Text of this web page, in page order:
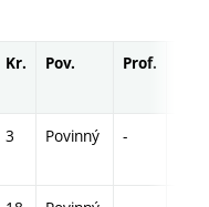
Kr. Pov. Prof.
3 Povinný -